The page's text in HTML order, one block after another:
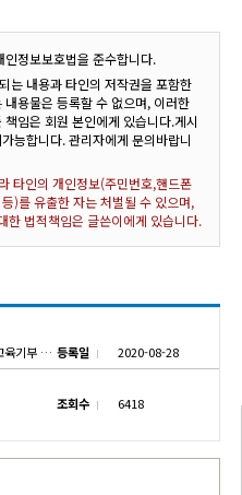
정보보호법을 준수합니다.
는 내용과 타인의 저작권을 포함한
용물은 등록할 수 없으며, 이러한
임은 회원 본인에게 있습니다.게시
능합니다. 관리자에게 문의바랍니
타인의 개인정보(주민번호,핸드폰
)를 유출한 자는 처벌될 수 있으며,
한 법적책임은 글쓴이에게 있습니다.
2020학년 2학기 (주)비상교육 교육기부 전수식 등록일 2020-08-28
조회수 6418